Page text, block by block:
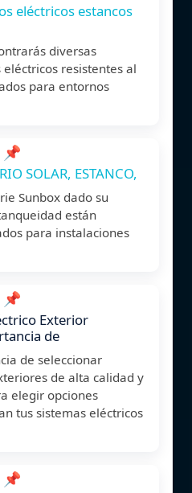
eléctricos estancos
diversas
resistentes al
para entornos
📌
SOLAR, ESTANCO,
Sunbox dado su
están
para instalaciones
📌
Exterior
de
de seleccionar
de alta calidad y
elegir opciones
tus sistemas eléctricos
📌